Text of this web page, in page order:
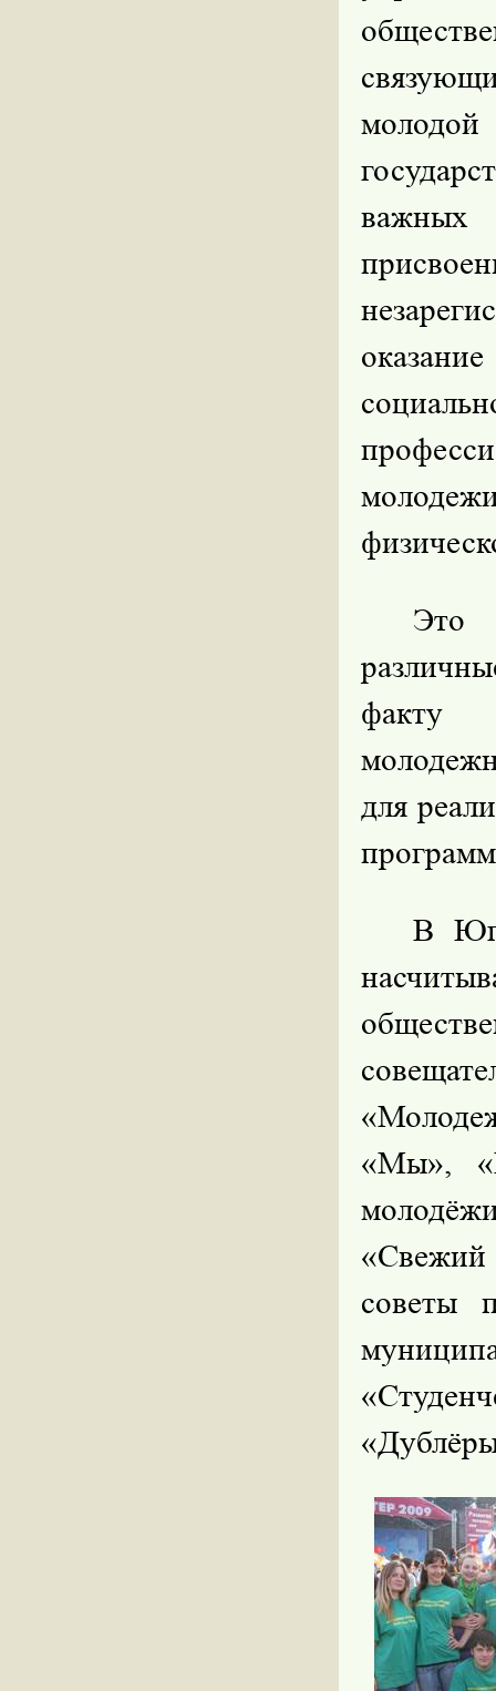
важных
Это
факту
для
В
«Мы»,
«Свежий
советы